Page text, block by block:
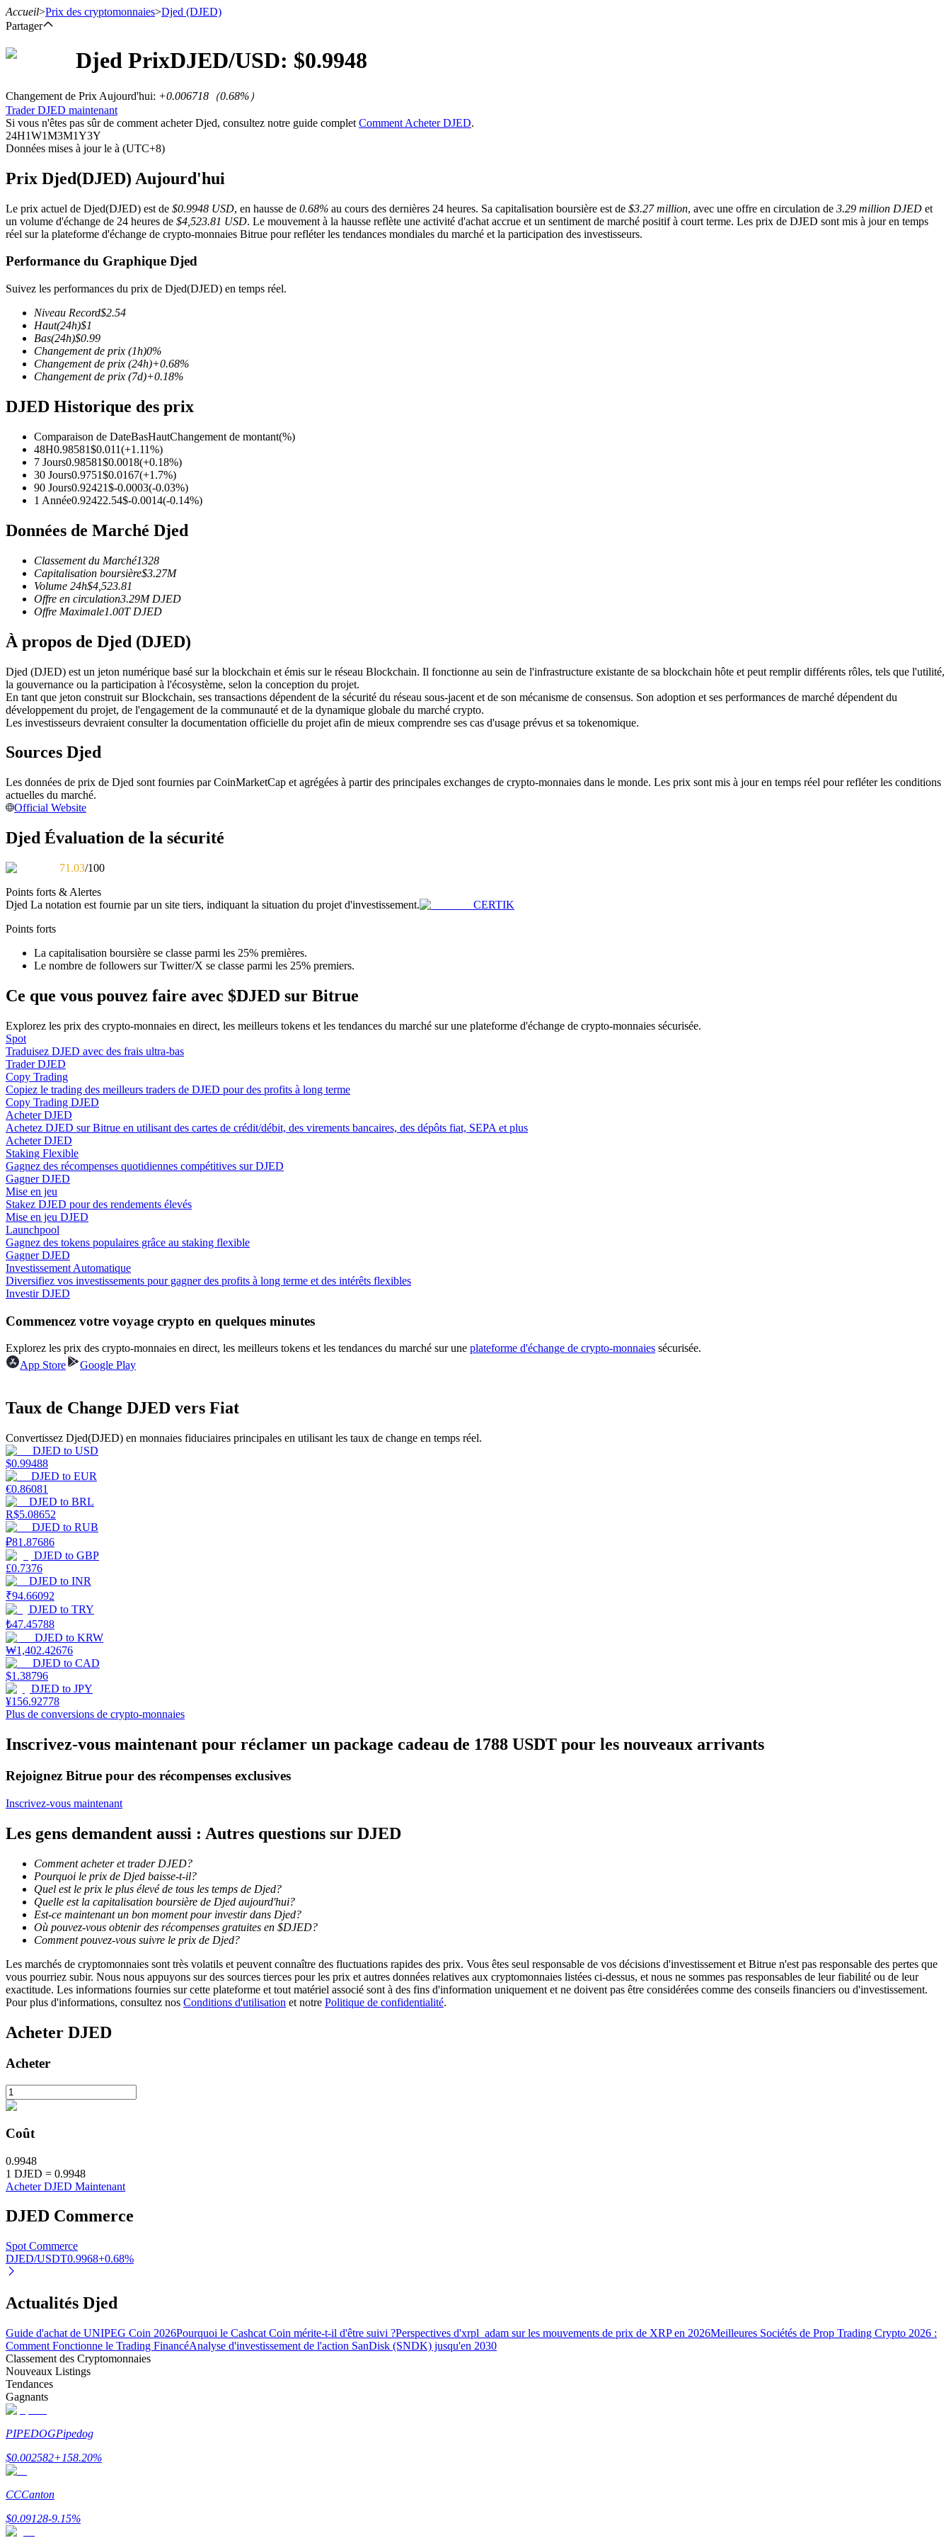
Contrats à terme
Futures USDT
Futures utilisant l'USDT comme garantie
Futures COIN-M
Contrats à terme sur crypto-monnaie
TradFi
Produits dérivés sur actions, forex, métaux précieux et matières premières
Futures utilisant l'USDC comme garantie
Copie de Trading
Devenez un trader de copie
Profitez du partage des bénéfices et des commissions de copy trading
Information
Analyse de mégadonnées, y compris des informations commerciales, etc.
Guide
Guide de démarrage des contrats à terme
Stratégies de trading
Apprenez à rester rentable
Gagner
Gagnez quotidiennement des récompenses compétitives
Jalonnement
Launchpool
Blocages BTR
Prêts
Service d'emprunt adossé à des cryptomonnaies
Accueil>Prix des cryptomonnaies>Djed (DJED)
Partager
Djed PrixDJED/USD: $0.9948
Changement de Prix Aujourd'hui: +0.006718 （0.68%）
Trader DJED maintenant
Si vous n'êtes pas sûr de comment acheter Djed, consultez notre guide complet Comment Acheter DJED.
24H1W1M3M1Y3Y
Données mises à jour le à (UTC+8)
Prix Djed(DJED) Aujourd'hui
Le prix actuel de Djed(DJED) est de $0.9948 USD, en hausse de 0.68% au cours des dernières 24 heures. Sa capitalisation boursière est de $3.27 million, avec une offre en circulation de 3.29 million DJED et
un volume d'échange de 24 heures de $4,523.81 USD. Le mouvement à la hausse reflète une activité d'achat accrue et un sentiment de marché positif à court terme. Les prix de DJED sont mis à jour en temps
réel sur la plateforme d'échange de crypto-monnaies Bitrue pour refléter les tendances mondiales du marché et la participation des investisseurs.
Performance du Graphique Djed
Suivez les performances du prix de Djed(DJED) en temps réel.
Niveau Record$2.54
Haut(24h)$1
Bas(24h)$0.99
Changement de prix (1h)0%
Changement de prix (24h)+0.68%
Changement de prix (7d)+0.18%
DJED Historique des prix
Comparaison de DateBasHautChangement de montant(%)
48H0.98581$0.011(+1.11%)
7 Jours0.98581$0.0018(+0.18%)
30 Jours0.9751$0.0167(+1.7%)
90 Jours0.92421$-0.0003(-0.03%)
1 Année0.92422.54$-0.0014(-0.14%)
Données de Marché Djed
Classement du Marché1328
Capitalisation boursière$3.27M
Volume 24h$4,523.81
Offre en circulation3.29M DJED
Offre Maximale1.00T DJED
À propos de Djed (DJED)
Djed (DJED) est un jeton numérique basé sur la blockchain et émis sur le réseau Blockchain. Il fonctionne au sein de l'infrastructure existante de sa blockchain hôte et peut remplir différents rôles, tels que l'utilité,
la gouvernance ou la participation à l'écosystème, selon la conception du projet.
En tant que jeton construit sur Blockchain, ses transactions dépendent de la sécurité du réseau sous-jacent et de son mécanisme de consensus. Son adoption et ses performances de marché dépendent du
développement du projet, de l'engagement de la communauté et de la dynamique globale du marché crypto.
Les investisseurs devraient consulter la documentation officielle du projet afin de mieux comprendre ses cas d'usage prévus et sa tokenomique.
Sources Djed
Les données de prix de Djed sont fournies par CoinMarketCap et agrégées à partir des principales exchanges de crypto-monnaies dans le monde. Les prix sont mis à jour en temps réel pour refléter les conditions
actuelles du marché.
Official Website
Djed Évaluation de la sécurité
71.03/100
Points forts & Alertes
Djed La notation est fournie par un site tiers, indiquant la situation du projet d'investissement.
CERTIK
Points forts
La capitalisation boursière se classe parmi les 25% premières.
Le nombre de followers sur Twitter/X se classe parmi les 25% premiers.
Ce que vous pouvez faire avec $DJED sur Bitrue
Explorez les prix des crypto-monnaies en direct, les meilleurs tokens et les tendances du marché sur une plateforme d'échange de crypto-monnaies sécurisée.
Spot
Traduisez DJED avec des frais ultra-bas
Trader DJED
Copy Trading
Copiez le trading des meilleurs traders de DJED pour des profits à long terme
Copy Trading DJED
Acheter DJED
Achetez DJED sur Bitrue en utilisant des cartes de crédit/débit, des virements bancaires, des dépôts fiat, SEPA et plus
Acheter DJED
Staking Flexible
Gagnez des récompenses quotidiennes compétitives sur DJED
Gagner DJED
Mise en jeu
Stakez DJED pour des rendements élevés
Mise en jeu DJED
Launchpool
Gagnez des tokens populaires grâce au staking flexible
Gagner DJED
Investissement Automatique
Diversifiez vos investissements pour gagner des profits à long terme et des intérêts flexibles
Investir DJED
Commencez votre voyage crypto en quelques minutes
Explorez les prix des crypto-monnaies en direct, les meilleurs tokens et les tendances du marché sur une plateforme d'échange de crypto-monnaies sécurisée.
App Store
Google Play
Taux de Change DJED vers Fiat
Convertissez Djed(DJED) en monnaies fiduciaires principales en utilisant les taux de change en temps réel.
DJED to USD
$0.99488
DJED to EUR
€0.86081
DJED to BRL
R$5.08652
DJED to RUB
₽81.87686
DJED to GBP
£0.7376
DJED to INR
₹94.66092
DJED to TRY
₺47.45788
DJED to KRW
₩1,402.42676
DJED to CAD
$1.38796
DJED to JPY
¥156.92778
Plus de conversions de crypto-monnaies
Inscrivez-vous maintenant pour réclamer un package cadeau de 1788 USDT pour les nouveaux arrivants
Rejoignez Bitrue pour des récompenses exclusives
Inscrivez-vous maintenant
Les gens demandent aussi : Autres questions sur DJED
Comment acheter et trader DJED?
Pourquoi le prix de Djed baisse-t-il?
Quel est le prix le plus élevé de tous les temps de Djed?
Quelle est la capitalisation boursière de Djed aujourd'hui?
Est-ce maintenant un bon moment pour investir dans Djed?
Où pouvez-vous obtenir des récompenses gratuites en $DJED?
Comment pouvez-vous suivre le prix de Djed?
Les marchés de cryptomonnaies sont très volatils et peuvent connaître des fluctuations rapides des prix. Vous êtes seul responsable de vos décisions d'investissement et Bitrue n'est pas responsable des pertes que
vous pourriez subir. Nous nous appuyons sur des sources tierces pour les prix et autres données relatives aux cryptomonnaies listées ci-dessus, et nous ne sommes pas responsables de leur fiabilité ou de leur
exactitude. Les informations fournies sur cette plateforme et tout matériel associé sont à des fins d'information uniquement et ne doivent pas être considérées comme des conseils financiers ou d'investissement.
Pour plus d'informations, consultez nos Conditions d'utilisation et notre Politique de confidentialité.
Acheter DJED
Acheter
Coût
0.9948
1 DJED = 0.9948
Acheter DJED Maintenant
DJED Commerce
Spot Commerce
DJED/USDT0.9968+0.68%
Actualités Djed
Guide d'achat de UNIPEG Coin 2026Pourquoi le Cashcat Coin mérite-t-il d'être suivi ?Perspectives d'xrpl_adam sur les mouvements de prix de XRP en 2026Meilleures Sociétés de Prop Trading Crypto 2026 :
Comment Fonctionne le Trading FinancéAnalyse d'investissement de l'action SanDisk (SNDK) jusqu'en 2030
Classement des Cryptomonnaies
Nouveaux Listings
Tendances
Gagnants
PIPEDOGPipedog
$0.002582+158.20%
CCCanton
$0.09128-9.15%